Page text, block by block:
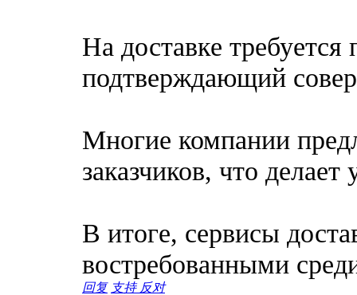
На доставке
подтверждающий
Многие компании
заказчиков, что
В итоге, сервисы
востребованными
回复 支持 反对